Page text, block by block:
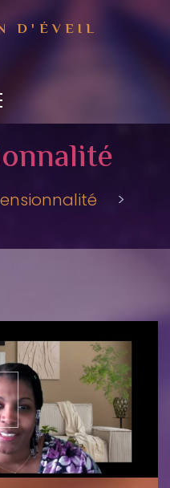
D'ÉVEIL
>